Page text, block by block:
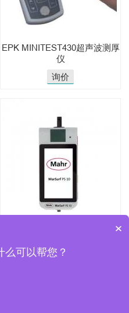
EPK MINITEST430超声波测厚
仪
询价
询价
×
可以帮您？